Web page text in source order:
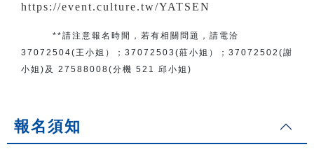
https://event.culture.tw/YATSEN
**請注意報名時間，若有相關問題，請電洽
37072504(王小姐）；37072503 (莊小姐）；37072502(謝
小姐)及 27588008(分機 521 邱小姐)
報名須知